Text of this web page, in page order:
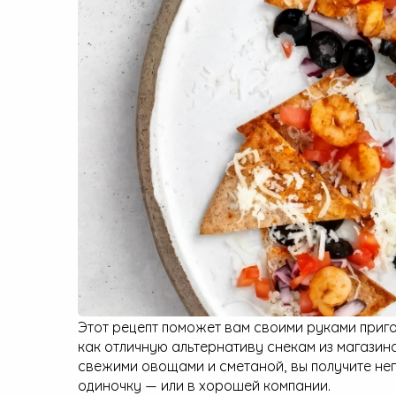
Этот рецепт поможет вам своими руками
как отличную альтернативу снекам из
свежими овощами и сметаной, вы получите
одиночку — или в хорошей компании.